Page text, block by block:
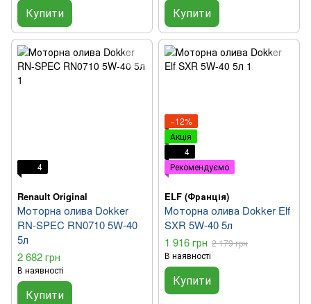
Купити Купити
4
Renault Original
Моторна олива Dokker
RN-SPEC RN0710 5W-40
5л
2 682 грн
В наявності
Купити
−12%
Акція
4
Рекомендуємо
ELF (Франція)
Моторна олива Dokker Elf
SXR 5W-40 5л
1 916 грн 2 179 грн
В наявності
Купити